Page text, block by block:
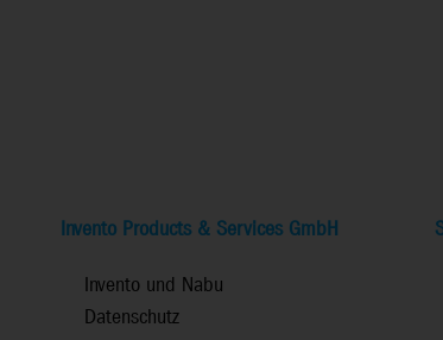
Invento Products & Services GmbH
Invento und Nabu
Datenschutz